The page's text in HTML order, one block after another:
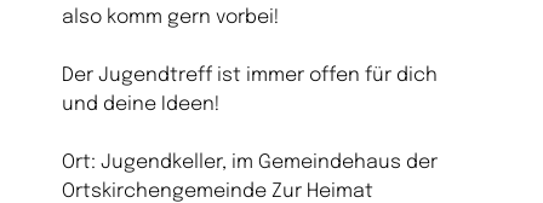
also komm gern vorbei!
Der Jugendtreff ist immer offen für dich
und deine Ideen!
Ort: Jugendkeller, im Gemeindehaus der
Ortskirchengemeinde Zur Heimat